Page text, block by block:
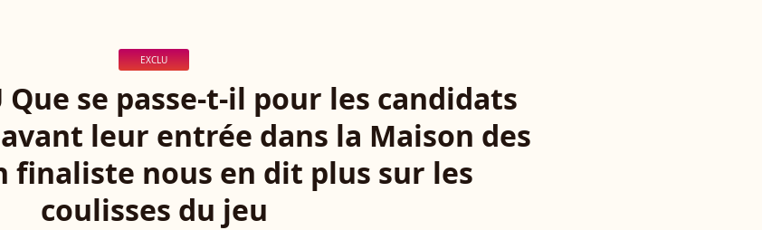
EXCLU
Que se passe-t-il pour les candidats
leur entrée dans la Maison des
finaliste nous en dit plus sur les
coulisses du jeu